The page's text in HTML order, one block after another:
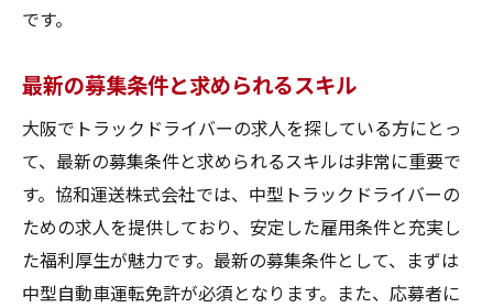
です。
最新の募集条件と求められるスキル
大阪でトラックドライバーの求人を探している方にとっ
て、最新の募集条件と求められるスキルは非常に重要で
す。協和運送株式会社では、中型トラックドライバーの
ための求人を提供しており、安定した雇用条件と充実し
た福利厚生が魅力です。最新の募集条件として、まずは
中型自動車運転免許が必須となります。また、応募者に